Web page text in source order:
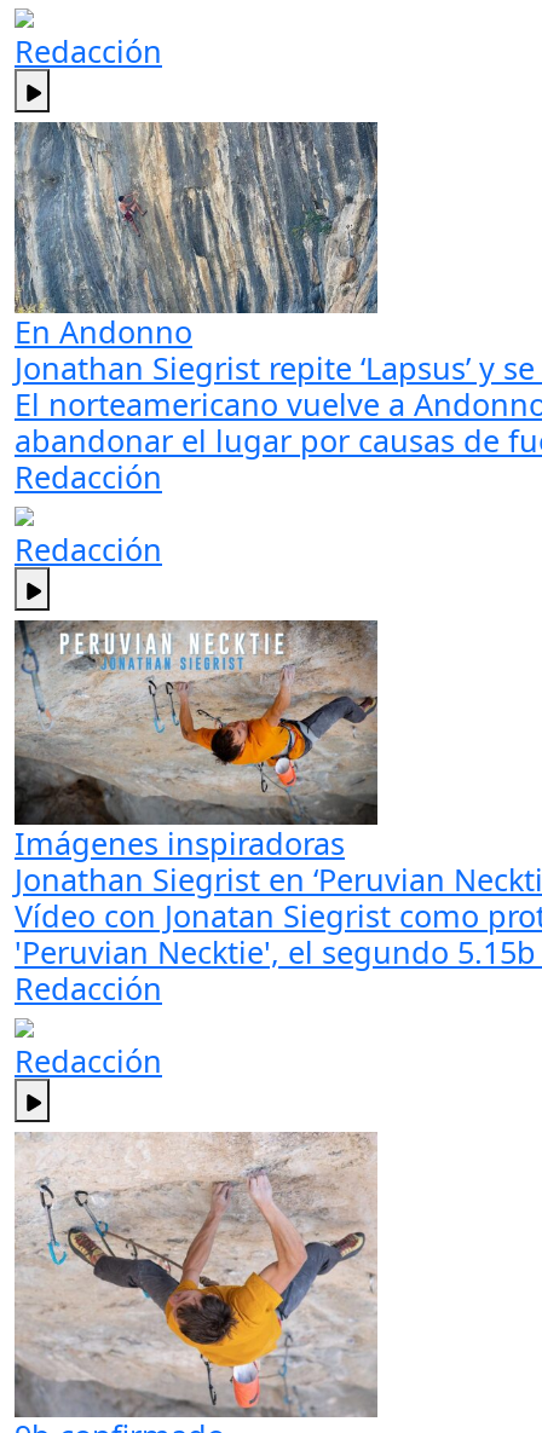
Redacción
En Andonno
Jonathan Siegrist repite ‘Lapsus’ y
El norteamericano vuelve a
abandonar el lugar por causas de
Redacción
Redacción
Imágenes inspiradoras
Jonathan Siegrist en ‘Peruvian
Vídeo con Jonatan Siegrist como
'Peruvian Necktie', el segundo
Redacción
Redacción